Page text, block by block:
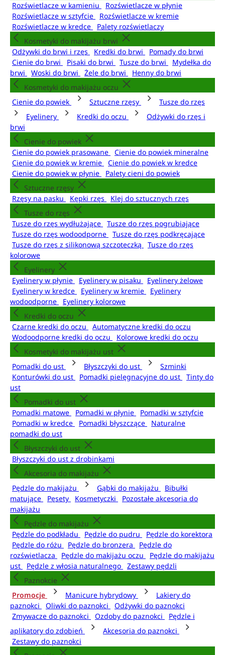
Rozświetlacze w kamieniu
Rozświetlacze w płynie
Rozświetlacze w sztyfcie
Rozświetlacze w kremie
Rozświetlacze w kredce
Palety rozświetlaczy
Kosmetyki do makijażu brwi
Odżywki do brwi i rzęs
Kredki do brwi
Pomady do brwi
Cienie do brwi
Pisaki do brwi Tusze do brwi
Mydełka do
brwi
Woski do brwi Żele do brwi
Henny do brwi
Kosmetyki do makijażu oczu
Cienie do powiek
Sztuczne rzęsy
Tusze do rzęs
Eyelinery
Kredki do oczu
Odżywki do rzęs i
brwi
Cienie do powiek
Cienie do powiek prasowane
Cienie do powiek mineralne
Cienie do powiek w kremie
Cienie do powiek w kredce
Cienie do powiek w płynie
Palety cieni do powiek
Sztuczne rzęsy
Rzęsy na pasku
Kępki rzęs
Klej do sztucznych rzęs
Tusze do rzęs
Tusze do rzęs wydłużające
Tusze do rzęs pogrubiające
Tusze do rzęs wodoodporne
Tusze do rzęs podkręcające
Tusze do rzęs z silikonową szczoteczką
Tusze do rzęs
kolorowe
Eyelinery
Eyelinery w płynie
Eyelinery w pisaku
Eyelinery żelowe
Eyelinery w kredce
Eyelinery w kremie
Eyelinery
wodoodporne
Eyelinery kolorowe
Kredki do oczu
Czarne kredki do oczu
Automatyczne kredki do oczu
Wodoodporne kredki do oczu
Kolorowe kredki do oczu
Kosmetyki do makijażu ust
Pomadki do ust
Błyszczyki do ust
Szminki
Konturówki do ust
Pomadki pielęgnacyjne do ust
Tinty do
ust
Pomadki do ust
Pomadki matowe
Pomadki w płynie
Pomadki w sztyfcie
Pomadki w kredce
Pomadki błyszczące
Naturalne
pomadki do ust
Błyszczyki do ust
Błyszczyki do ust z drobinkami
Akcesoria do makijażu
Pędzle do makijażu
Gąbki do makijażu
Bibułki
matujące
Pęsety Kosmetyczki
Pozostałe akcesoria do
makijażu
Pędzle do makijażu
Pędzle do podkładu
Pędzle do pudru
Pędzle do korektora
Pędzle do różu
Pędzle do bronzera
Pędzle do
rozświetlacza
Pędzle do makijażu oczu
Pędzle do makijażu
ust
Pędzle z włosia naturalnego
Zestawy pędzli
Paznokcie
Promocje
Manicure hybrydowy
Lakiery do
paznokci
Oliwki do paznokci
Odżywki do paznokci
Zmywacze do paznokci
Ozdoby do paznokci
Pędzle i
aplikatory do zdobień
Akcesoria do paznokci
Zestawy do paznokci